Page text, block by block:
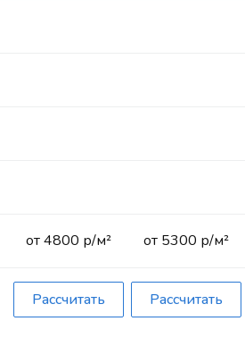
от 4800 р/м²
Рассчитать
от 5300 р/м²
Рассчитать